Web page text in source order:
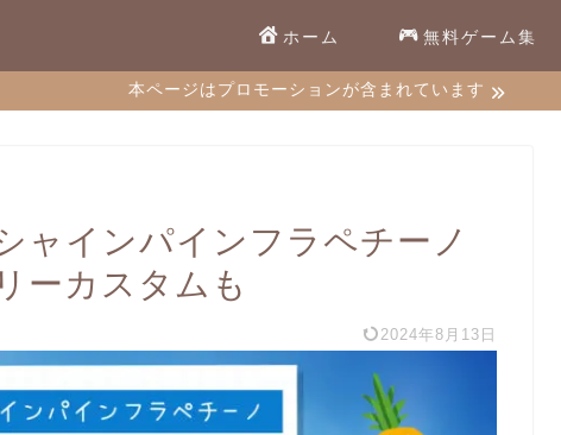
ホーム 無料ゲーム集
本ページはプロモーションが含まれています
ャインパインフラペチーノ
ーカスタムも
2024年8月13日